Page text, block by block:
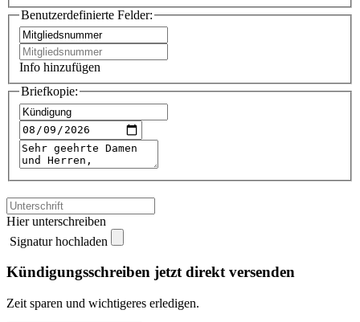
Benutzerdefinierte Felder:
Info hinzufügen
Briefkopie:
Hier unterschreiben
Signatur hochladen
Kündigungsschreiben jetzt direkt versenden
Zeit sparen und wichtigeres erledigen.